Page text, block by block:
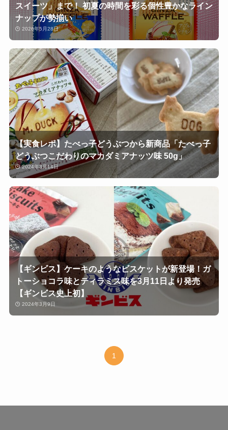
スイーツ」まで！ 初夏の時間を彩る個性豊かなライン
ナップが勢揃い
2026年5月28日
【実食レポ】たべっ子どうぶつから新商品「たべっ子
どうぶつこだわりのマカダミアナッツ味 50g」
2024年3月14日
【ギンビス】ケーキのようなビスケットが新登場！ガ
トーショコラ味とティラミス味を3月11日より発売
【ギンビス史上初】
2024年3月9日
1